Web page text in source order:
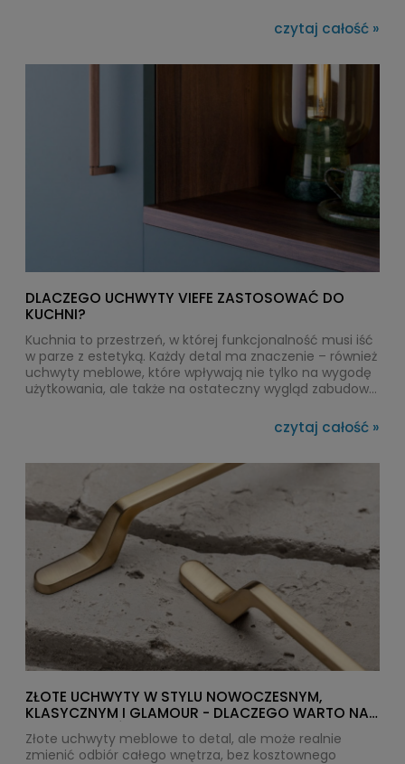
całkowicie odmienić wygląd mebli i nadać aranżacji
czytaj całość »
DLACZEGO UCHWYTY VIEFE ZASTOSOWAĆ DO
KUCHNI?
Kuchnia to przestrzeń, w której funkcjonalność musi iść
w parze z estetyką. Każdy detal ma znaczenie – również
uchwyty meblowe, które wpływają nie tylko na wygodę
użytkowania, ale także na ostateczny wygląd zabudowy.
sprawdza się właśnie w kuchni – zarówno w
nowoczesnych, jak i bardziej klasycznych aranżacjach.
czytaj całość »
ZŁOTE UCHWYTY W STYLU NOWOCZESNYM,
KLASYCZNYM I GLAMOUR - DLACZEGO WARTO NA
NIE POSTAWIĆ W TYCH WNĘTRZACH?
Złote uchwyty meblowe to detal, ale może realnie
zmienić odbiór całego wnętrza, bez kosztownego